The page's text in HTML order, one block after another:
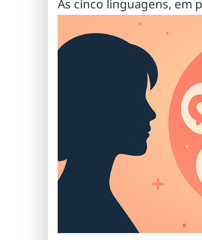
As cinco linguagens, em